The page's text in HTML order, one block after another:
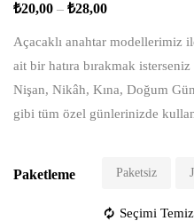
₺20,00 – ₺28,00
Açacaklı anahtar modellerimiz
ait bir hatıra bırakmak
Nişan, Nikâh, Kına, Doğum
gibi tüm özel günlerinizde
Paketleme Paketsiz
Seçimi